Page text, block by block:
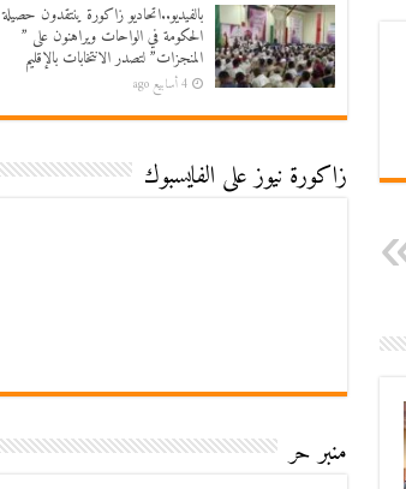
بالفيديو..اتحاديو زاكورة ينتقدون حصيلة
الحكومة في الواحات ويراهنون على ”
المنجزات” لتصدر الانتخابات بالإقليم
4 أسابيع ago
زاكورة نيوز على الفايسبوك
منبر حر